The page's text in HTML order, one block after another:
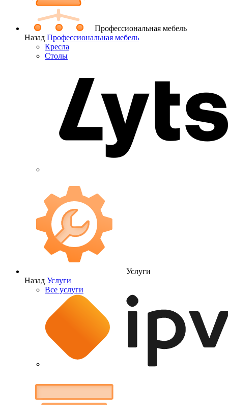
Профессиональная мебель
Назад Профессиональная мебель
Кресла
Столы
Услуги
Назад Услуги
Все услуги